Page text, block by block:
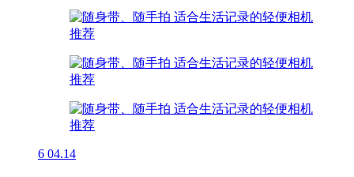
6 04.14